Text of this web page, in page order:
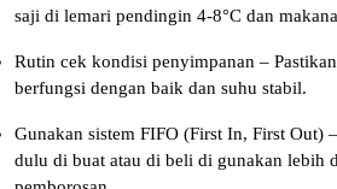
saji di lemari pendingin 4-8°C dan
Rutin cek kondisi penyimpanan –
berfungsi dengan baik dan suhu stabil.
Gunakan sistem FIFO (First In, First Out)
dulu di buat atau di beli di gunakan lebih